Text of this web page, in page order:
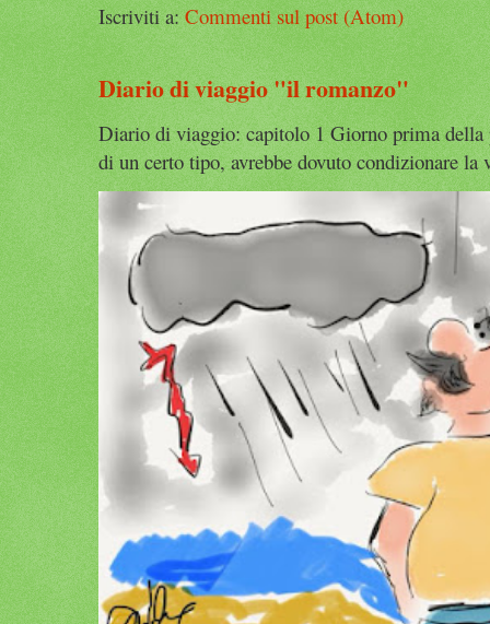
Iscriviti a:Commenti sul post (Atom)
Diario di viaggio "il romanzo"
Diario di viaggio: capitolo 1 Giorno prima della
di un certo tipo, avrebbe dovuto condizionare la